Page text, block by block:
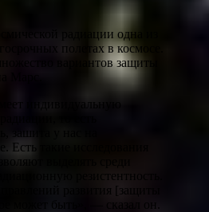
радиации одна из
полетах в космосе.
вариантов защиты
Марс.
индивидуальную
зашита у нас на
Есть такие исследования
выделять среди
резистентность.
развития [защиты
может быть», — сказал он.